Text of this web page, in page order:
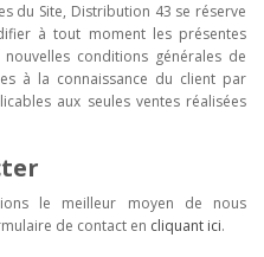
du Site, Distribution 43 se réserve
à tout moment les présentes
conditions générales de
à la connaissance du client par
aux seules ventes réalisées
le meilleur moyen de nous
de contact en cliquant ici.